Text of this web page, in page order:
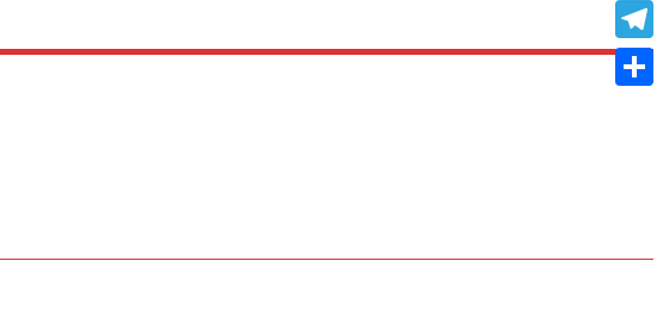
Copy
Link